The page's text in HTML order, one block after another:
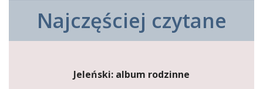
Najczęściej czytane
Jeleński: album rodzinne